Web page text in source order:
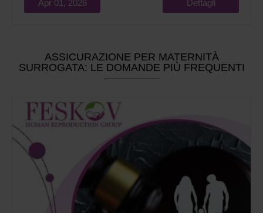
Apr 01, 2026 Dettagli
ASSICURAZIONE PER MATERNITÀ
SURROGATA: LE DOMANDE PIÙ FREQUENTI